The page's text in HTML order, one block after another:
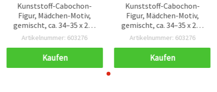
Kunststoff-Cabochon-
Figur, Mädchen-Motiv,
gemischt, ca. 34–35 x 21–
26 mm, 4 Stk.
Artikelnummer: 603276
Kaufen
Kunststoff-Cabochon-
Figur, Mädchen-Motiv,
gemischt, ca. 34–35 x 21–
26 mm, 4 Stk.
Artikelnummer: 603276
Kaufen